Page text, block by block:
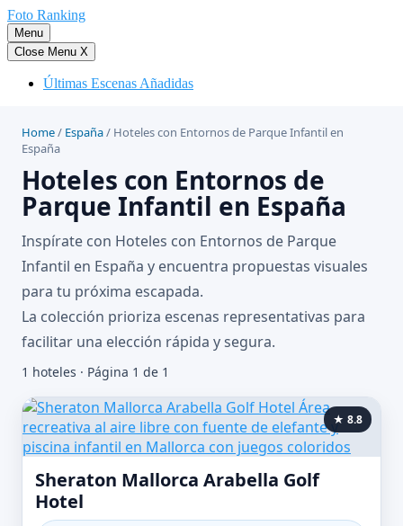
Saltar
al
contenido
Foto Ranking
Menu
Close Menu X
Últimas Escenas Añadidas
Home/ España/ Hoteles con Entornos de Parque Infantil en
España
Hoteles con Entornos de
Parque Infantil en España
Inspírate con Hoteles con Entornos de Parque
Infantil en España y encuentra propuestas visuales
para tu próxima escapada.
La colección prioriza escenas representativas para
facilitar una elección rápida y segura.
1 hoteles · Página 1 de 1
★ 8.8
Sheraton Mallorca Arabella Golf
Hotel